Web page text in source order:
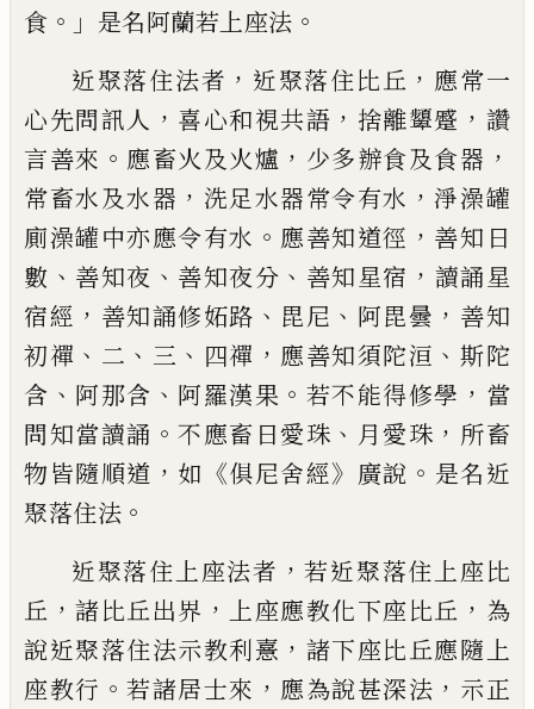
食 。」 是名阿蘭若上座法 。
近聚落住法者 ， 近聚落住比丘 ， 應常一
心先問訊人 ， 喜心和視共語 ， 捨離顰蹙 ， 讚
言善來 。 應畜火及火爐 ， 少多辦食及食器 ，
常畜水及水器 ， 洗足水器常令有水 ，淨澡罐
廁澡罐中亦應令有水 。 應善知道徑 ， 善知日
數 、 善知夜 、 善知夜分 、 善知星宿 ， 讀誦星
宿經 ， 善知誦修妬路 、 毘尼 、 阿毘曇 ， 善知
初禪 、 二 、 三 、 四禪 ， 應善知須陀洹 、斯陀
含 、 阿那含 、 阿羅漢果 。 若不能得修學 ， 當
問知當讀誦 。不應畜日愛珠 、 月愛珠 ， 所畜
物皆隨順道 ， 如 《俱尼舍經》 廣說 。 是名近
聚落住法 。
近聚落住上座法者 ，若近聚落住上座比
丘 ，諸比丘出界 ， 上座應教化下座比丘 ， 為
說近聚落住法示教利憙 ， 諸下座比丘應隨上
座教行 。若諸居士來 ， 應為說甚深法 ， 示正